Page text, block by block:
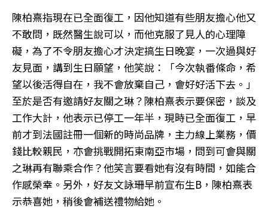
陳柏熹指現在已全面復工，因他知道有些朋友擔心他又
不敢問，既然醫生說可以，而他克服了見人的心理障
礙，為了不令朋友擔心才決定搞生日晚宴，一次過與好
友見面，講到生日願望，他笑說：「今次執番條命，希
望以後活得自在，我不會放棄自己，會好好活下去。」
至於是否有邀請好友關之琳？陳柏熹表示要保密，談及
工作大計，他表示已停工一年半，現時已全面復工，早
前才到法國註冊一個新的時尚品牌，主力線上業務，價
錢比較親民，亦會挑戰開拓東南亞市場，問到可會與關
之琳再有聯乘合作？他笑言要看她有沒有時間，如能合
作感榮幸。另外，好友文詠珊早前宣布生B，陳柏熹表
示恭喜她，稍後會補送禮物給她。